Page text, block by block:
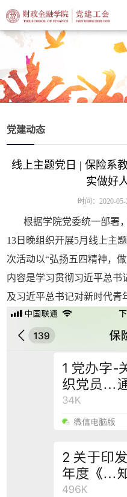
党建动态
线上主题党日 | 保险系
实做好
时间：2020-05-
根据学院党委统一部署
13日晚组织开展5月线上主
次活动以“弘扬五四精神，
内容是学习贯彻习近平总书
及习近平总书记对新时代青